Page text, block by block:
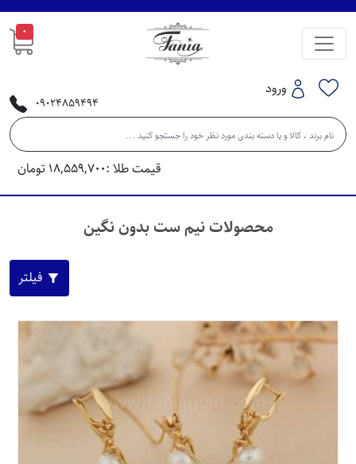
0
ورود
09024859494
قیمت طلا :18,559,700 تومان
محصولات نیم ست بدون نگین